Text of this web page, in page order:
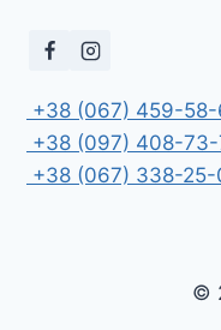
+38 (067) 459-
+38 (097) 408-
+38 (067) 338-25-
©